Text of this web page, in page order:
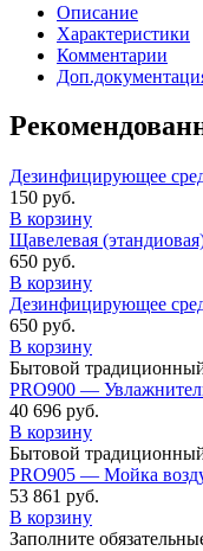
Описание
Характеристики
Комментарии
Дезинфицирующее
150 руб.
В корзину
Щавелевая
650 руб.
В корзину
Дезинфицирующее
650 руб.
В корзину
Бытовой
PRO900 —
40 696 руб.
В корзину
Бытовой
PRO905 — Мойка
53 861 руб.
В корзину
Заполните